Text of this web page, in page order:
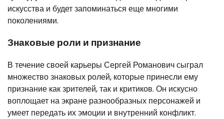
искусства и будет запоминаться еще многими
поколениями.
Знаковые роли и признание
В течение своей карьеры Сергей Романович сыграл
множество знаковых ролей, которые принесли ему
признание как зрителей, так и критиков. Он искусно
воплощает на экране разнообразных персонажей и
умеет передать их эмоции и внутренний конфликт.